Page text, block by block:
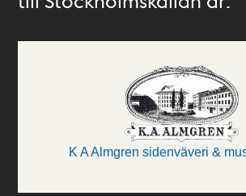
K A Almgren sidenväveri &